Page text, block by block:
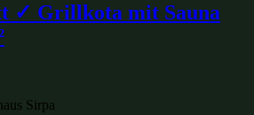
✓ Grillkota mit Sauna